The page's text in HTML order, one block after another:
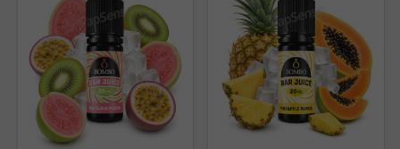
Sabor:
piña tropical y caramelo masticable.
Marca: Candy Clouds.
Cierre:tapón de seguridad infantil.
Uso recomendado
Su fórmula está adaptada para dispositivos tipo pod. Puedes